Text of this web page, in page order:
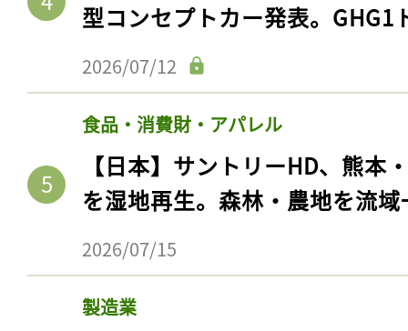
型コンセプトカー発表。GHG1
2026/07/12
食品・消費財・アパレル
【日本】サントリーHD、熊本
を湿地再生。森林・農地を流
2026/07/15
製造業